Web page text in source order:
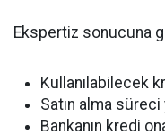
Ekspertiz sonucuna
Kullanılabilecek
Satın alma
Bankanın kredi